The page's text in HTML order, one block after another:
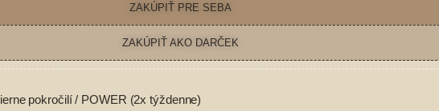
ZAKÚPIŤ PRE SEBA
ZAKÚPIŤ AKO DARČEK
pokročilí / POWER (2x týždenne)